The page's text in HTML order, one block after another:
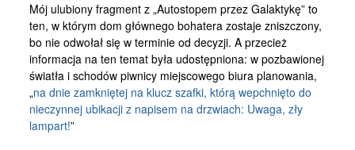
Mój ulubiony fragment z „Autostopem przez Galaktykę” to
ten, w którym dom głównego bohatera zostaje zniszczony,
bo nie odwołał się w terminie od decyzji. A przecież
informacja na ten temat była udostępniona: w pozbawionej
światła i schodów piwnicy miejscowego biura planowania,
„na dnie zamkniętej na klucz szafki, którą wepchnięto do
nieczynnej ubikacji z napisem na drzwiach: Uwaga, zły
lampart!”